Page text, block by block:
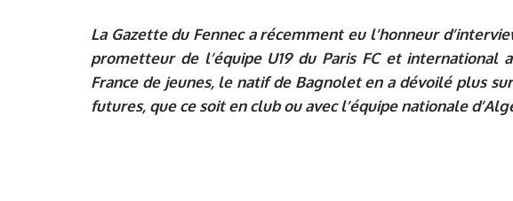
La Gazette du Fennec a récemment eu l’honneur
prometteur de l’équipe U19 du Paris FC et international
France de jeunes, le natif de Bagnolet en a dévoilé plus
futures, que ce soit en club ou avec l’équipe nationale